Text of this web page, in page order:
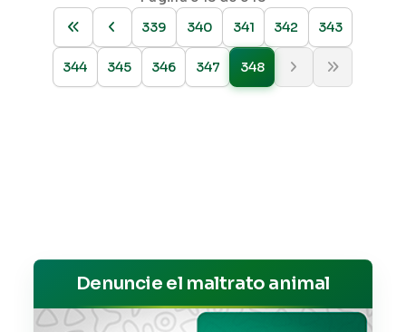
339
340 341 342 343
344 345 346 347 348
Denuncie el maltrato animal